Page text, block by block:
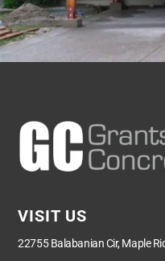
VISIT US
22755 Balabanian Cir, Maple